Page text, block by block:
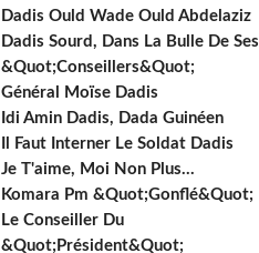
Dadis Ould Wade Ould Abdelaziz
Dadis Sourd, Dans La Bulle De Ses
&Quot;Conseillers&Quot;
Général Moïse Dadis
Idi Amin Dadis, Dada Guinéen
Il Faut Interner Le Soldat Dadis
Je T'aime, Moi Non Plus...
Komara Pm &Quot;Gonflé&Quot;
Le Conseiller Du
&Quot;Président&Quot;